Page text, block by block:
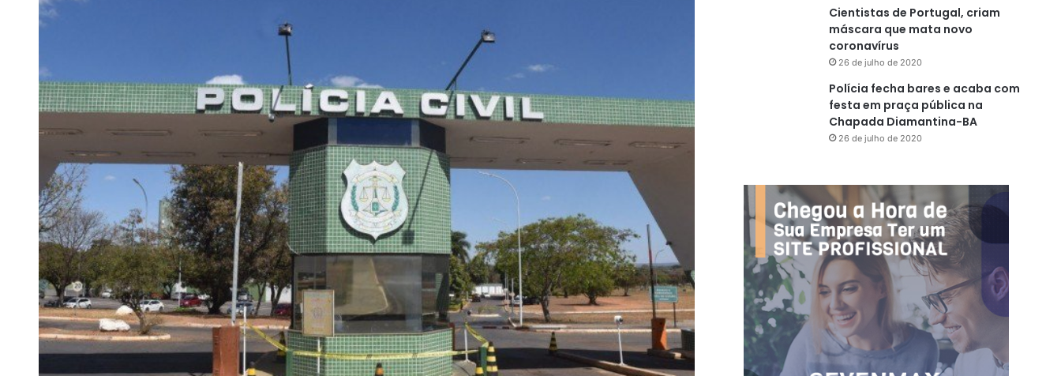
m
a
Cientistas de Portugal, criam
máscara que mata novo
coronavírus
26 de julho de 2020
Polícia fecha bares e acaba com
festa em praça pública na
Chapada Diamantina-BA
26 de julho de 2020